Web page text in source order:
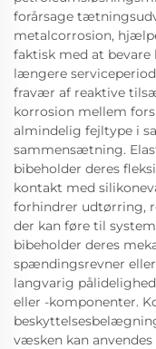
forårsage
metalcorrosion,
faktisk med at
længere
fravær af reaktive
korrosion mellem
almindelig fejltype i
sammensætning.
bibeholder deres
kontakt med
forhindrer udtørring,
der kan føre til
bibeholder deres
spændingsrevner
langvarig
eller -komponenter.
væsken kan